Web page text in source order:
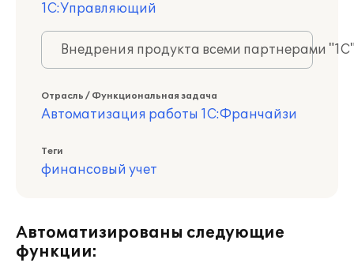
1С:Управляющий
Внедрения продукта всеми партнерами
Отрасль / Функциональная задача
Автоматизация работы 1С:Франчайзи
Теги
финансовый учет
Автоматизированы следующие
функции: